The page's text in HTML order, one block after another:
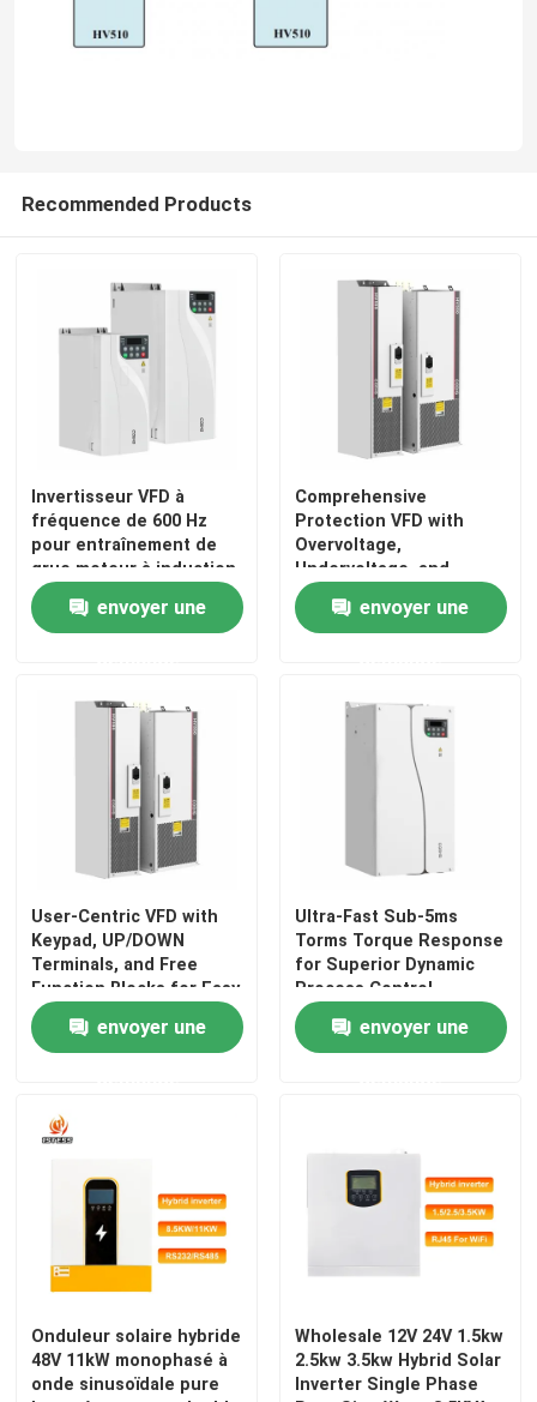
Recommended Products
Invertisseur VFD à
fréquence de 600 Hz
pour entraînement de
grue moteur à induction
entraînement à
fréquence variable
envoyer une
Comprehensive
Protection VFD with
Overvoltage,
Undervoltage, and
Phase Loss Safety
Featuresenvoyer une
User-Centric VFD with
Keypad, UP/DOWN
Terminals, and Free
Function Blocks for Easy
Operation and Setup
envoyer une
Ultra-Fast Sub-5ms
Torms Torque Response
for Superior Dynamic
Process Control
envoyer une
Onduleur solaire hybride
48V 11kW monophasé à
onde sinusoïdale pure
Wholesale 12V 24V 1.5kw
2.5kw 3.5kw Hybrid Solar
Inverter Single Phase